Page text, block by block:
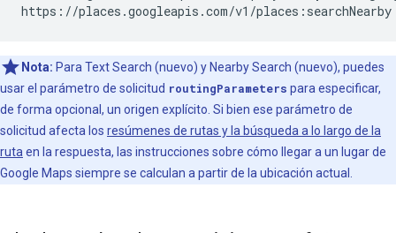
Nota: Para Text Search (nuevo) y Nearby Search (nuevo), puedes
usar el parámetro de solicitud routingParameters para especificar,
de forma opcional, un origen explícito. Si bien ese parámetro de
solicitud afecta los resúmenes de rutas y la búsqueda a lo largo de la
ruta en la respuesta, las instrucciones sobre cómo llegar a un lugar de
Google Maps siempre se calculan a partir de la ubicación actual.